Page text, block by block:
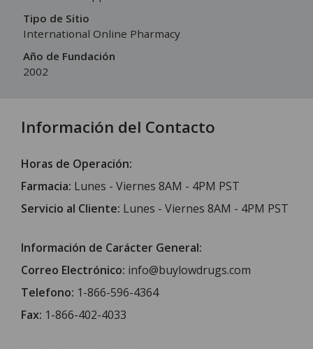
Tipo de Sitio
International Online Pharmacy
Año de Fundación
2002
Información del Contacto
Horas de Operación:
Farmacia: Lunes - Viernes 8AM - 4PM PST
Servicio al Cliente: Lunes - Viernes 8AM - 4PM PST
Información de Carácter General:
Correo Electrónico: info@buylowdrugs.com
Telefono: 1-866-596-4364
Fax: 1-866-402-4033